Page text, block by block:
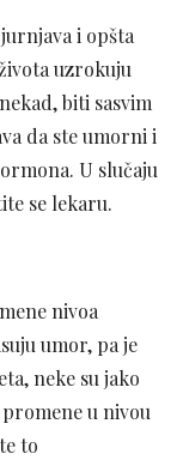
i opšta
uzrokuju
biti sasvim
da ste umorni i
U slučaju
se lekaru.
nivoa
umor, pa je
neke su jako
u nivou
to